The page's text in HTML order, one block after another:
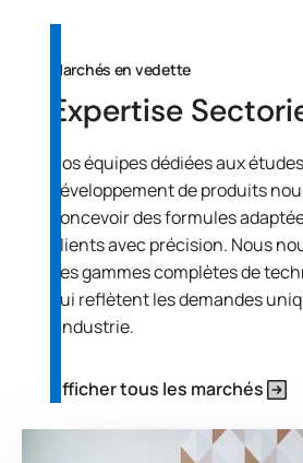
Marchés en vedette
Expertise
Nos équipes dédiées aux
développement de produits
concevoir des formules
clients avec précision. Nous
des gammes complètes de
qui reflètent les demandes
l'industrie.
Afficher tous les marchés